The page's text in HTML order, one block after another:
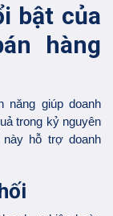
bật của
hàng
giúp doanh
trong kỷ nguyên
hỗ trợ doanh